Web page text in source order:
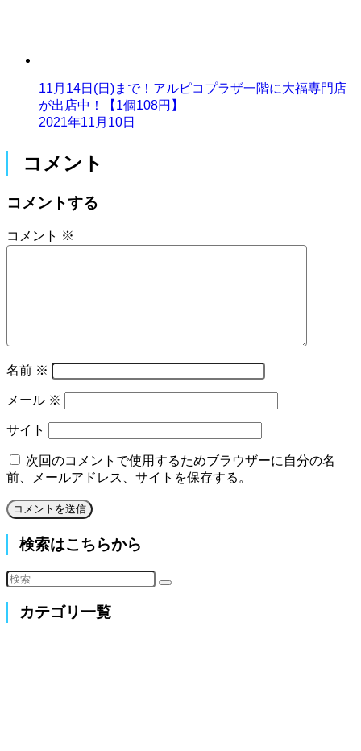
11月14日(日)まで！アルピコプラザ一階に大福専門店
が出店中！【1個108円】
2021年11月10日
コメント
コメントする
コメント ※
名前 ※
メール ※
サイト
次回のコメントで使用するためブラウザーに自分の名
前、メールアドレス、サイトを保存する。
検索はこちらから
カテゴリ一覧